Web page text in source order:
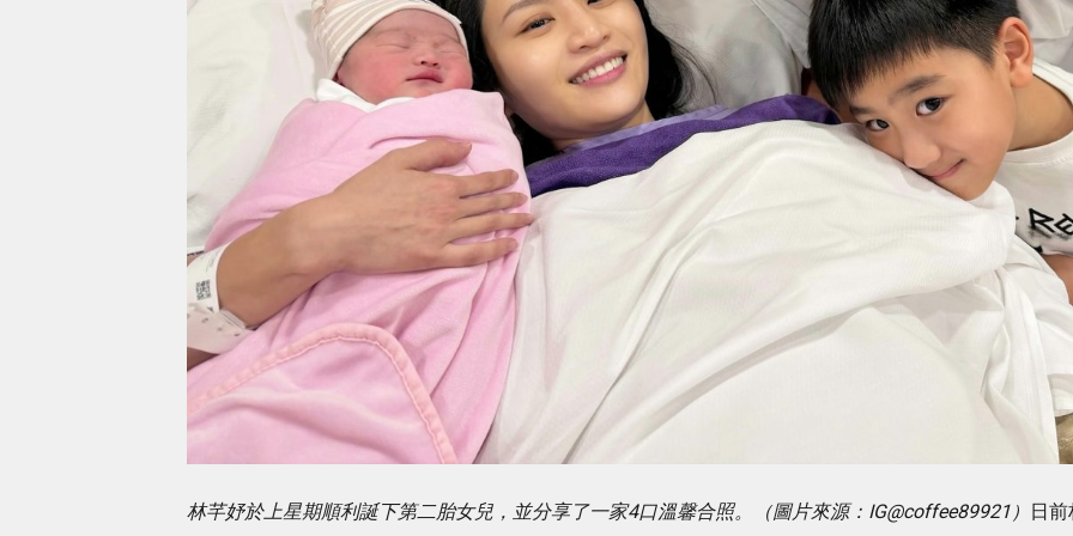
林芊妤於上星期順利誕下第二胎女兒，並分享了一家4口溫馨合照。（圖片來源：IG@coffee89921） 日前